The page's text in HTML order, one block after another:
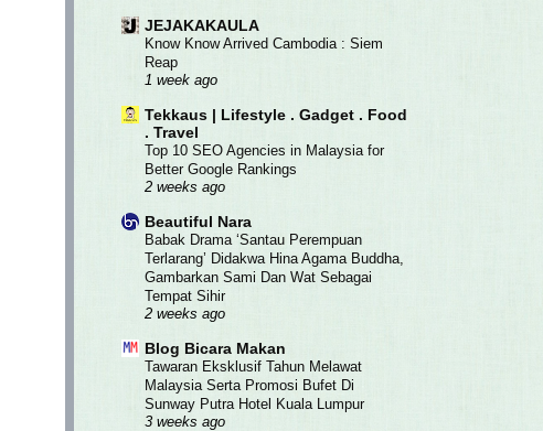
JEJAKAKAULA
Know Know Arrived Cambodia : Siem
Reap
1 week ago
Tekkaus | Lifestyle . Gadget . Food
. Travel
Top 10 SEO Agencies in Malaysia for
Better Google Rankings
2 weeks ago
Beautiful Nara
Babak Drama ‘Santau Perempuan
Terlarang’ Didakwa Hina Agama Buddha,
Gambarkan Sami Dan Wat Sebagai
Tempat Sihir
2 weeks ago
Blog Bicara Makan
Tawaran Eksklusif Tahun Melawat
Malaysia Serta Promosi Bufet Di
Sunway Putra Hotel Kuala Lumpur
3 weeks ago